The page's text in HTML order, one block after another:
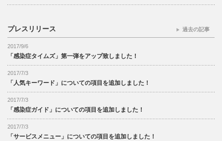
プレスリリース
2017/9/6
「感染症タイムズ」第一弾をアップ致しました！
2017/7/3
「人気キーワード」についての項目を追加しました！
2017/7/3
「感染症ガイド」についての項目を追加しました！
2017/7/3
「サービスメニュー」についての項目を追加しました！
過去の記事